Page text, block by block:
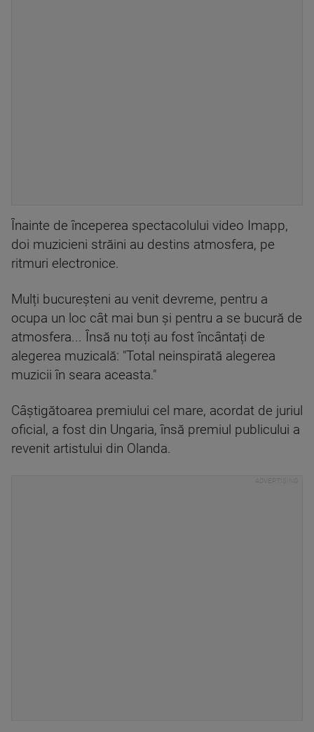
Înainte de începerea spectacolului video Imapp,
doi muzicieni străini au destins atmosfera, pe
ritmuri electronice.
Mulți bucureșteni au venit devreme, pentru a
ocupa un loc cât mai bun și pentru a se bucură de
atmosfera... Însă nu toți au fost încântați de
alegerea muzicală: "Total neinspirată alegerea
muzicii în seara aceasta."
Câștigătoarea premiului cel mare, acordat de juriul
oficial, a fost din Ungaria, însă premiul publicului a
revenit artistului din Olanda.